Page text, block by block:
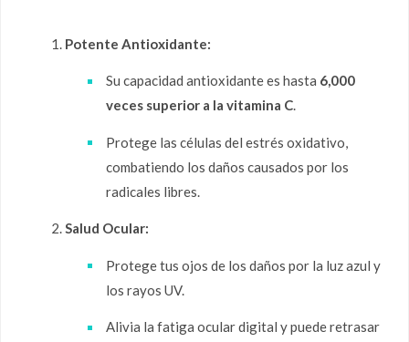
Potente Antioxidante:
Su capacidad antioxidante es hasta 6,000
veces superior a la vitamina C.
Protege las células del estrés oxidativo,
combatiendo los daños causados por los
radicales libres.
Salud Ocular:
Protege tus ojos de los daños por la luz azul y
los rayos UV.
Alivia la fatiga ocular digital y puede retrasar